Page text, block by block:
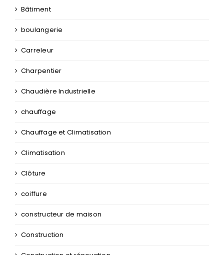
Charpentier
Chaudière Industrielle
chauffage
Chauffage et Climatisation
Climatisation
Clôture
coiffure
constructeur de maison
Construction
Construction et rénovation
Courtage Immobilier
couverture